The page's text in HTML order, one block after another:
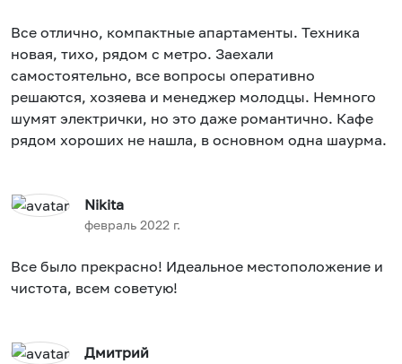
Все отлично, компактные апартаменты. Техника
новая, тихо, рядом с метро. Заехали
самостоятельно, все вопросы оперативно
решаются, хозяева и менеджер молодцы. Немного
шумят электрички, но это даже романтично. Кафе
рядом хороших не нашла, в основном одна шаурма.
Nikita
февраль 2022 г.
Все было прекрасно! Идеальное местоположение и
чистота, всем советую!
Дмитрий